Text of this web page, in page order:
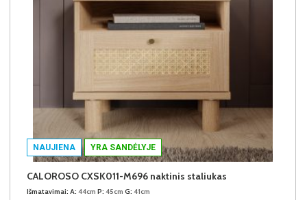
NAUJIENA YRA SANDĖLYJE
CALOROSO CXSK011-M696 naktinis staliukas
Išmatavimai: A: 44cm P: 45cm G: 41cm